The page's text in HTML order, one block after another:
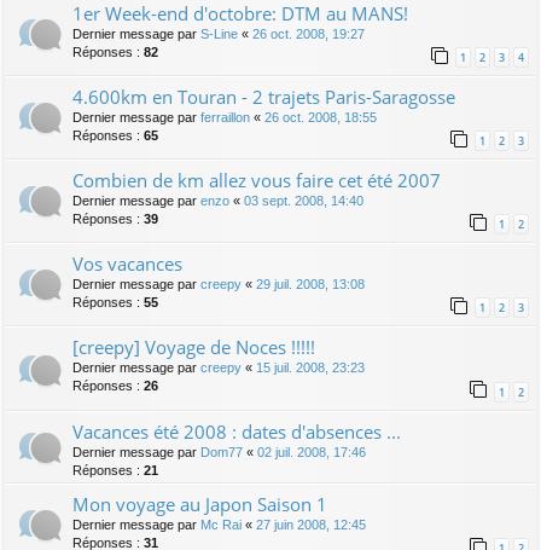
1er Week-end d'octobre: DTM au MANS!
Dernier message par S-Line « 26 oct. 2008, 19:27
Réponses : 82 1 2 3 4
4.600km en Touran - 2 trajets Paris-Saragosse
Dernier message par ferraillon « 26 oct. 2008, 18:55
Réponses : 65 1 2 3
Combien de km allez vous faire cet été 2007
Dernier message par enzo « 03 sept. 2008, 14:40
Réponses : 39 1 2
Vos vacances
Dernier message par creepy « 29 juil. 2008, 13:08
Réponses : 55 1 2 3
[creepy] Voyage de Noces !!!!!
Dernier message par creepy « 15 juil. 2008, 23:23
Réponses : 26 1 2
Vacances été 2008 : dates d'absences ...
Dernier message par Dom77 « 02 juil. 2008, 17:46
Réponses : 21
Mon voyage au Japon Saison 1
Dernier message par Mc Rai « 27 juin 2008, 12:45
Réponses : 31